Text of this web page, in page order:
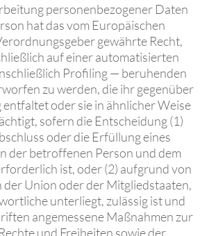
personenbezogener Daten
hat das vom Europäischen
gewährte Recht,
auf einer automatisierten
Profiling — beruhenden
zu werden, die ihr gegenüber
oder sie in ähnlicher Weise
sofern die Entscheidung (1)
oder die Erfüllung eines
der betroffenen Person und dem
ist, oder (2) aufgrund von
Union oder der Mitgliedstaaten,
unterliegt, zulässig ist und
angemessene Maßnahmen zur
und Freiheiten sowie der